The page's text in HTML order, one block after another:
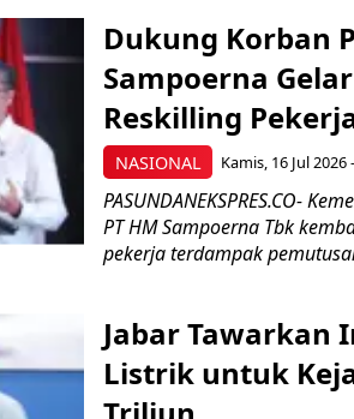
NASIONAL
Dukung Korban
Sampoerna
Reskilling
Kamis, 16 Jul 2026
PASUNDANEKSPRES.CO-
PT HM Sampoerna Tbk
pekerja terdampak
Jabar Tawarkan
Listrik untuk